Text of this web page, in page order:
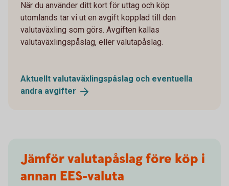
När du använder ditt kort för uttag och köp
utomlands tar vi ut en avgift kopplad till den
valutaväxling som görs. Avgiften kallas
valutaväxlingspåslag, eller valutapåslag.
Aktuellt valutaväxlingspåslag och eventuella
andra avgifter
Jämför valutapåslag före köp i
annan EES-valuta